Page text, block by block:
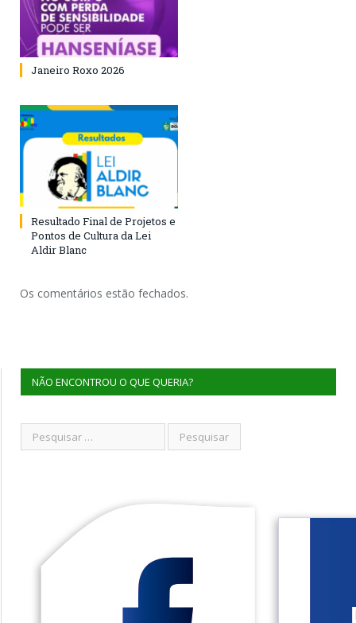
Janeiro Roxo 2026
Resultado Final de Projetos e
Pontos de Cultura da Lei
Aldir Blanc
Os comentários estão fechados.
NÃO ENCONTROU O QUE QUERIA?